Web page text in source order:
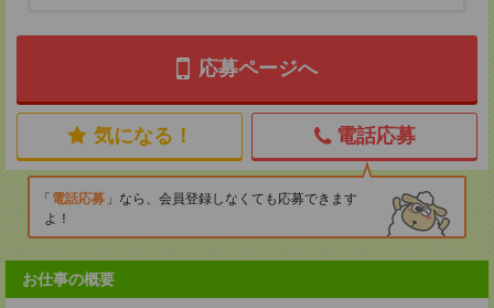
応募ページへ
気になる！ 電話応募
電話応募
なら、会員登録しなくても応募できます
よ！
お仕事の概要